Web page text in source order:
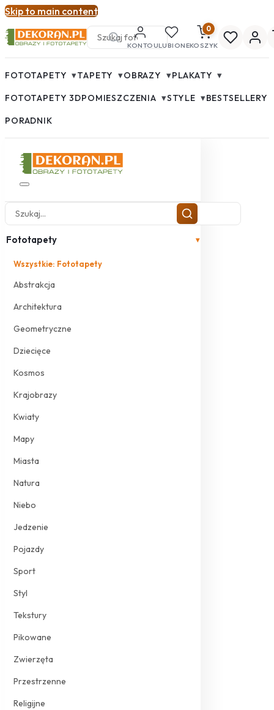
Skip to main content
KONTOULUBIONE
0
KOSZYK
FOTOTAPETY ▾TAPETY ▾OBRAZY ▾PLAKATY ▾
FOTOTAPETY 3DPOMIESZCZENIA ▾STYLE ▾BESTSELLERY
PORADNIK
Fototapety ▾
Wszystkie: Fototapety
Abstrakcja
Architektura
Geometryczne
Dziecięce
Kosmos
Krajobrazy
Kwiaty
Mapy
Miasta
Natura
Niebo
Jedzenie
Pojazdy
Sport
Styl
Tekstury
Pikowane
Zwierzęta
Przestrzenne
Religijne